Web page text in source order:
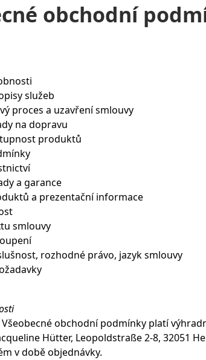
obchodní
služeb
proces a uzavření smlouvy
na dopravu
produktů
a garance
a prezentační informace
smlouvy
rozhodné právo, jazyk smlouvy
Všeobecné obchodní podmínky platí
Hütter, Leopoldstraße 2-8, 32051
v době objednávky.